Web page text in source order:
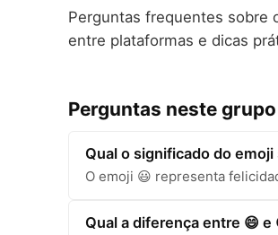
Perguntas frequentes sobre
entre plataformas e dicas
Perguntas neste grupo
Qual o significado do
O emoji 😃 representa
Qual a diferença entre 😄